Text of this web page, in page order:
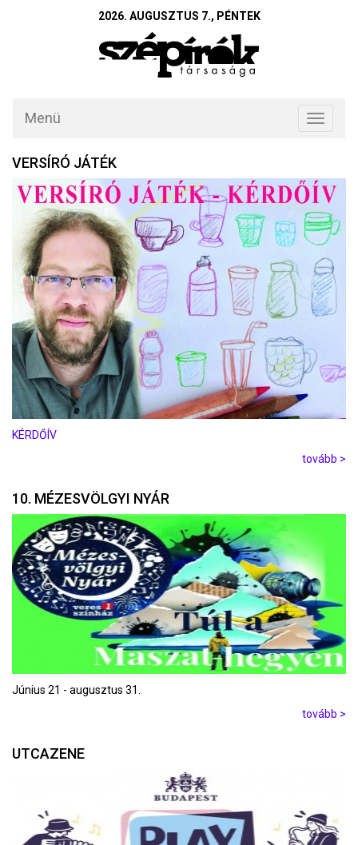
2026. AUGUSZTUS 7., PÉNTEK
Toggle
Menü
VERSÍRÓ JÁTÉK
KÉRDŐÍV
tovább >
10. MÉZESVÖLGYI NYÁR
Június 21 - augusztus 31.
tovább >
UTCAZENE